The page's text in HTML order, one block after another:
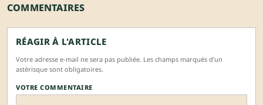
COMMENTAIRES
RÉAGIR À L'ARTICLE
Votre adresse e-mail ne sera pas publiée. Les champs marqués d'un
astérisque sont obligatoires.
VOTRE COMMENTAIRE